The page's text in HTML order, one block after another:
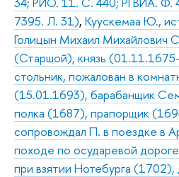
7395. Л. 31), Куускемаа Ю.,
Голицын Михаил Михайлович
(Старшой), князь
стольник, пожалован в
(15.01.1693), барабанщик
полка (1687), прапорщик
сопровождал П. в поездке в
походе по осударевой
при взятии Нотебурга (1702),